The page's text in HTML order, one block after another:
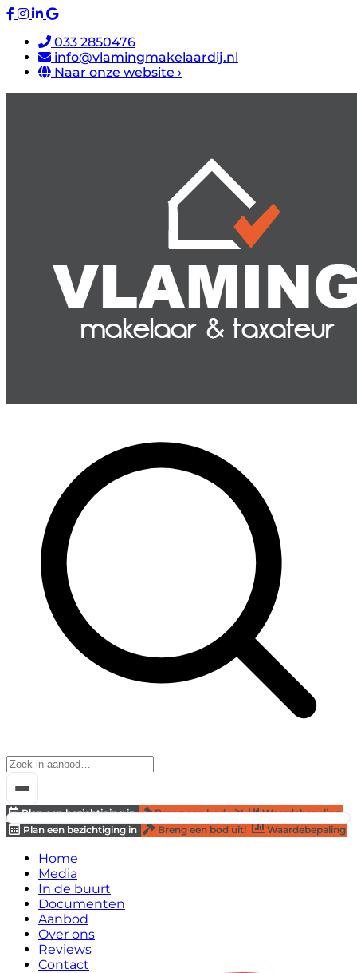
033 2850476
info@vlamingmakelaardij.nl
Naar onze website ›
Plan een bezichtiging in Breng een bod uit!
Waardebepaling
Plan een bezichtiging in
Breng een bod uit! Waardebepaling
Home
Media
In de buurt
Documenten
Aanbod
Over ons
Reviews
Contact